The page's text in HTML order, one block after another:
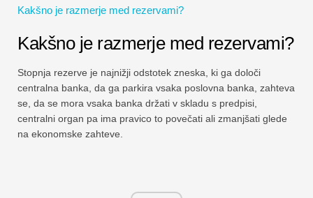
Vadnice za finančno modeliranje
Polna oblika
Vadnice za obvladovanje tveganj
Kakšno je razmerje med rezervami?
Kakšno je razmerje med rezervami?
Stopnja rezerve je najnižji odstotek zneska, ki ga določi
centralna banka, da ga parkira vsaka poslovna banka, zahteva
se, da se mora vsaka banka držati v skladu s predpisi,
centralni organ pa ima pravico to povečati ali zmanjšati glede
na ekonomske zahteve.